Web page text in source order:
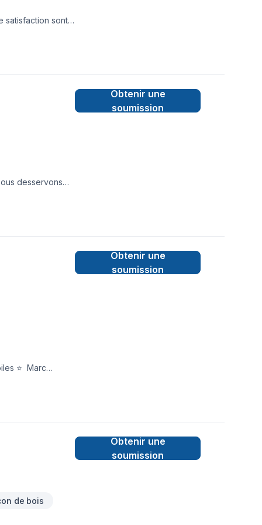
satisfaction sont
desservons
est
Obtenir une
soumission
Marc
Obtenir une
soumission
de bois
Obtenir une
soumission